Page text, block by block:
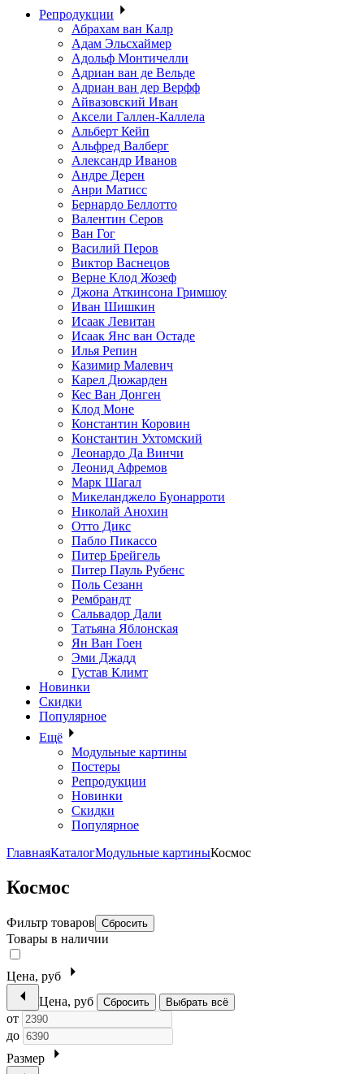
Репродукции
Абрахам ван Калр
Адам Эльсхаймер
Адольф Монтичелли
Адриан ван де Вельде
Адриан ван дер Верфф
Айвазовский Иван
Аксели Галлен-Каллела
Альберт Кейп
Альфред Валберг
Александр Иванов
Андре Дерен
Анри Матисс
Бернардо Беллотто
Валентин Серов
Ван Гог
Василий Перов
Виктор Васнецов
Верне Клод Жозеф
Джона Аткинсона Гримшоу
Иван Шишкин
Исаак Левитан
Исаак Янс ван Остаде
Илья Репин
Казимир Малевич
Карел Дюжарден
Кес Ван Донген
Клод Моне
Константин Коровин
Константин Ухтомский
Леонардо Да Винчи
Леонид Афремов
Марк Шагал
Микеланджело Буонарроти
Николай Анохин
Отто Дикс
Пабло Пикассо
Питер Брейгель
Питер Пауль Рубенс
Поль Сезанн
Рембрандт
Сальвадор Дали
Татьяна Яблонская
Ян Ван Гоен
Эми Джадд
Густав Климт
Новинки
Скидки
Популярное
Ещё
Модульные картины
Постеры
Репродукции
Новинки
Скидки
Популярное
ГлавнаяКаталогМодульные картиныКосмос
Космос
Фильтр товаров Сбросить
Товары в наличии
Цена, руб
Цена, руб
Сбросить Выбрать всё
от
до
Размер